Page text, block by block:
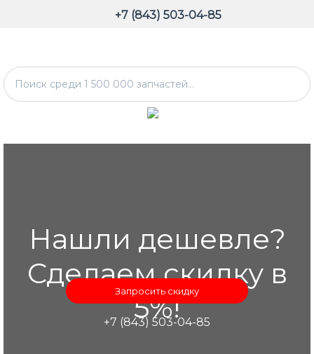
+7 (843) 503-04-85
Нашли дешевле?
Сделаем скидку в
5%!
Запросить скидку
+7 (843) 503-04-85